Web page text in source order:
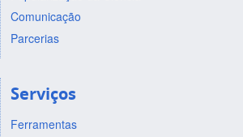
Comunicação
Parcerias
Serviços
Ferramentas